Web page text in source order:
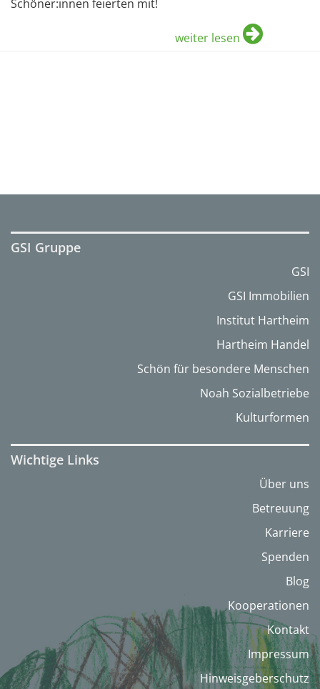
Schöner:innen feierten mit!
weiter lesen
GSI Gruppe
GSI
GSI Immobilien
Institut Hartheim
Hartheim Handel
Schön für besondere Menschen
Noah Sozialbetriebe
Kulturformen
Wichtige Links
Über uns
Betreuung
Karriere
Spenden
Blog
Kooperationen
Kontakt
Impressum
Hinweisgeberschutz